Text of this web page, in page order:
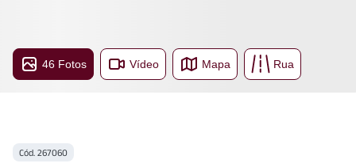
46 Fotos Vídeo Mapa Rua
Cód. 267060